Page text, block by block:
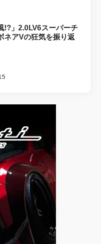
!?」2.0LV6スーパーチ
ネアVの狂気を振り返